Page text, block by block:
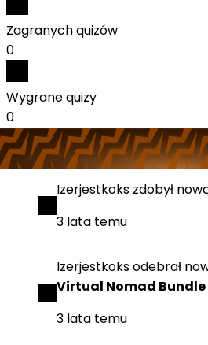
Zagranych quizów
0
Wygrane quizy
0
Aktywność
Izerjestkoks zdobył
3 lata temu
Izerjestkoksodebrał
Virtual Nomad Bundle
3 lata temu